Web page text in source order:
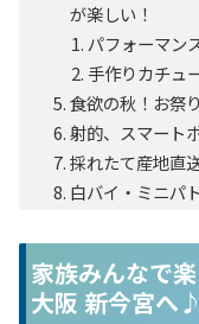
が楽しい！
パフォーマン
手作りカチュ
食欲の秋！お祭
射的、スマート
採れたて産地直
白バイ・ミニパ
家族みんなで
大阪 新今宮へ♪